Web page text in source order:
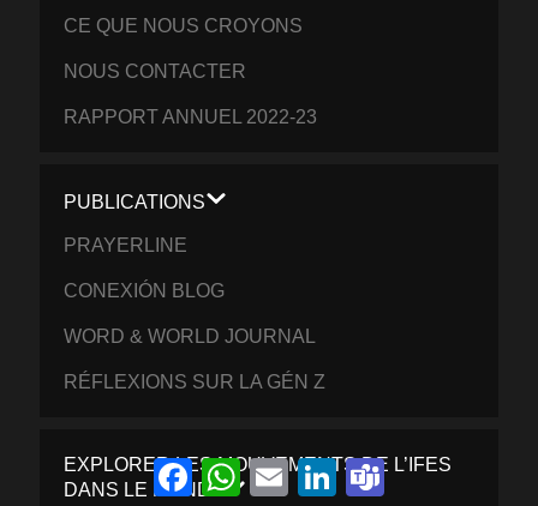
CE QUE NOUS CROYONS
NOUS CONTACTER
RAPPORT ANNUEL 2022-23
PUBLICATIONS
PRAYERLINE
CONEXIÓN BLOG
WORD & WORLD JOURNAL
RÉFLEXIONS SUR LA GÉN Z
EXPLORER LES MOUVEMENTS DE L’IFES
DANS LE MONDE
FacebookWhatsApp
EmailLinkedInTeams